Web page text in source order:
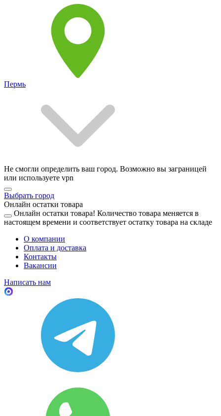
Пермь
Не смогли определить ваш город. Возможно вы заграницей
или используете vpn
Выбрать город
Онлайн остатки товара
Онлайн остатки товара! Количество товара меняется в
настоящем времени и соответствует остатку товара на складе
О компании
Оплата и доставка
Контакты
Вакансии
Написать нам